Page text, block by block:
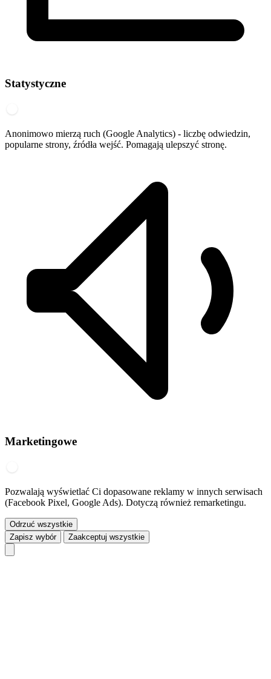
Statystyczne
Anonimowo mierzą ruch (Google Analytics) - liczbę odwiedzin,
popularne strony, źródła wejść. Pomagają ulepszyć stronę.
Marketingowe
Pozwalają wyświetlać Ci dopasowane reklamy w innych serwisach
(Facebook Pixel, Google Ads). Dotyczą również remarketingu.
Odrzuć wszystkie
Zapisz wybór
Zaakceptuj wszystkie